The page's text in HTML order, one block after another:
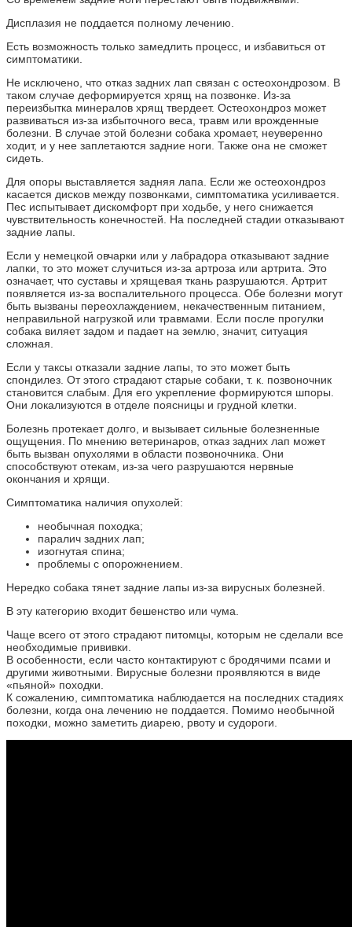
Дисплазия не поддается полному лечению.
Есть возможность только замедлить процесс, и избавиться от
симптоматики.
Не исключено, что отказ задних лап связан с остеохондрозом. В
таком случае деформируется хрящ на позвонке. Из-за
переизбытка минералов хрящ твердеет. Остеохондроз может
развиваться из-за избыточного веса, травм или врожденные
болезни. В случае этой болезни собака хромает, неуверенно
ходит, и у нее заплетаются задние ноги. Также она не сможет
сидеть.
Для опоры выставляется задняя лапа. Если же остеохондроз
касается дисков между позвонками, симптоматика усиливается.
Пес испытывает дискомфорт при ходьбе, у него снижается
чувствительность конечностей. На последней стадии отказывают
задние лапы.
Если у немецкой овчарки или у лабрадора отказывают задние
лапки, то это может случиться из-за артроза или артрита. Это
означает, что суставы и хрящевая ткань разрушаются. Артрит
появляется из-за воспалительного процесса. Обе болезни могут
быть вызваны переохлаждением, некачественным питанием,
неправильной нагрузкой или травмами. Если после прогулки
собака виляет задом и падает на землю, значит, ситуация
сложная.
Если у таксы отказали задние лапы, то это может быть
спондилез. От этого страдают старые собаки, т. к. позвоночник
становится слабым. Для его укрепление формируются шпоры.
Они локализуются в отделе поясницы и грудной клетки.
Болезнь протекает долго, и вызывает сильные болезненные
ощущения. По мнению ветеринаров, отказ задних лап может
быть вызван опухолями в области позвоночника. Они
способствуют отекам, из-за чего разрушаются нервные
окончания и хрящи.
Симптоматика наличия опухолей:
необычная походка;
паралич задних лап;
изогнутая спина;
проблемы с опорожнением.
Нередко собака тянет задние лапы из-за вирусных болезней.
В эту категорию входит бешенство или чума.
Чаще всего от этого страдают питомцы, которым не сделали все
необходимые прививки.
В особенности, если часто контактируют с бродячими псами и
другими животными. Вирусные болезни проявляются в виде
«пьяной» походки.
К сожалению, симптоматика наблюдается на последних стадиях
болезни, когда она лечению не поддается. Помимо необычной
походки, можно заметить диарею, рвоту и судороги.